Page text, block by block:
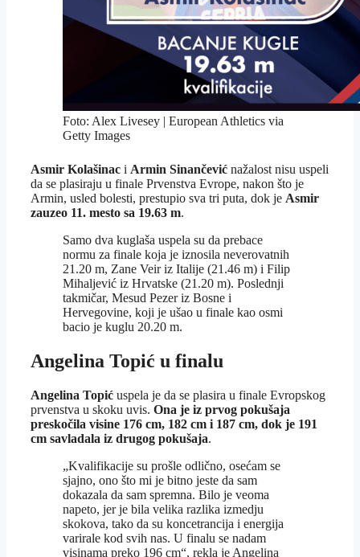
Foto: Alex Livesey | European Athletics via
Getty Images
Asmir Kolašinac i Armin Sinančević nažalost nisu uspeli
da se plasiraju u finale Prvenstva Evrope, nakon što je
Armin, usled bolesti, prestupio sva tri puta, dok je Asmir
zauzeo 11. mesto sa 19.63 m.
Samo dva kuglaša uspela su da prebace
normu za finale koja je iznosila neverovatnih
21.20 m, Zane Veir iz Italije (21.46 m) i Filip
Mihaljević iz Hrvatske (21.20 m). Poslednji
takmičar, Mesud Pezer iz Bosne i
Hervegovine, koji je ušao u finale kao osmi
bacio je kuglu 20.20 m.
Angelina Topić u finalu
Angelina Topić uspela je da se plasira u finale Evropskog
prvenstva u skoku uvis. Ona je iz prvog pokušaja
preskočila visine 176 cm, 182 cm i 187 cm, dok je 191
cm savladala iz drugog pokušaja.
„Kvalifikacije su prošle odlično, osećam se
sjajno, ono što mi je bitno jeste da sam
dokazala da sam spremna. Bilo je veoma
napeto, jer je bila velika razlika izmedju
skokova, tako da su koncetrancija i energija
varirale kod svih nas. U finalu se nadam
visinama preko 196 cm“, rekla je Angelina